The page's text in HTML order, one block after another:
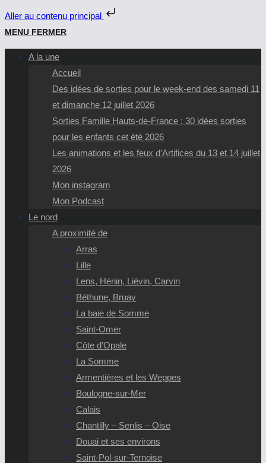
Aller au contenu principal
Skip
to
content
MENU FERMER
A la une
Accueil
Des idées de sorties pour le week-end des samedi 11
et dimanche 12 juillet 2026
Sorties Famille Hauts-de-France : 30 idées sorties
pour les enfants cet été 2026
Les animations et les feux d’Artifices du 13 et 14 juillet
2026
Mon instagram
Mon Podcast
Le nord
A proximité de
Arras
Lille
Lens, Hénin, Lièvin, Carvin
Béthune, Bruay
La baie de Somme
Saint-Omer
Côte d’Opale
La Somme
Armentières et les Weppes
Boulogne-sur-Mer
Calais
Chantilly – Senlis – Oise
Douai et ses environs
Saint-Pol-sur-Ternoise